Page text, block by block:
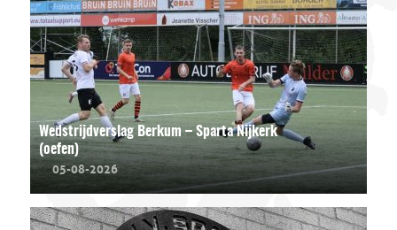
Wedstrijdverslag Berkum – Sparta Nijkerk
(oefen)
05-08-2026